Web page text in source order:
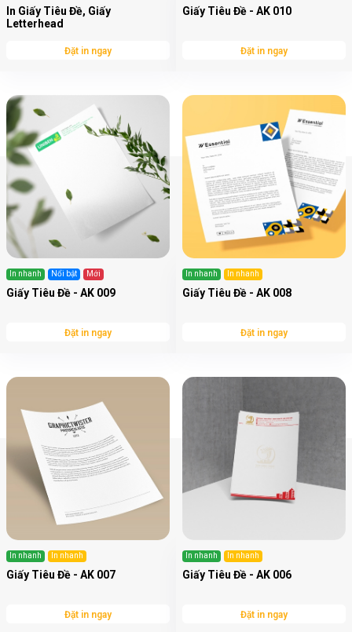
In Giấy Tiêu Đề, Giấy
Letterhead
Đặt in ngay
Giấy Tiêu Đề - AK 010
Đặt in ngay
In nhanh Nổi bật Mới
Giấy Tiêu Đề - AK 009
Đặt in ngay
In nhanh In nhanh
Giấy Tiêu Đề - AK 008
Đặt in ngay
In nhanh In nhanh
Giấy Tiêu Đề - AK 007
Đặt in ngay
In nhanh In nhanh
Giấy Tiêu Đề - AK 006
Đặt in ngay